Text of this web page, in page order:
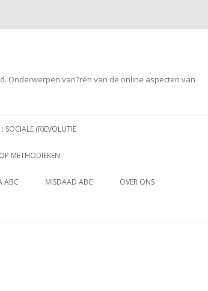
Onderwerpen vari?ren van de online aspecten van
SOCIALE (R)EVOLUTIE
METHODIEKEN
ABC MISDAAD ABC OVER ONS